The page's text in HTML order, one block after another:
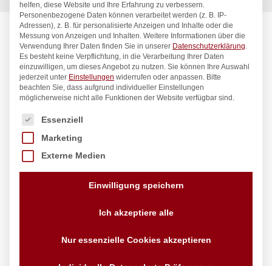
Pinzette, geschwungen, HENDI,
(L)240mm
exkl. MwSt.
Versandkosten
helfen, diese Website und Ihre Erfahrung zu verbessern.
Personenbezogene Daten können verarbeitet werden (z. B. IP-
Adressen), z. B. für personalisierte Anzeigen und Inhalte oder die
Messung von Anzeigen und Inhalten. Weitere Informationen über die
Verwendung Ihrer Daten finden Sie in unserer Datenschutzerklärung.
Es besteht keine Verpflichtung, in die Verarbeitung Ihrer Daten
einzuwilligen, um dieses Angebot zu nutzen. Sie können Ihre Auswahl
jederzeit unter Einstellungen widerrufen oder anpassen. Bitte
beachten Sie, dass aufgrund individueller Einstellungen
möglicherweise nicht alle Funktionen der Website verfügbar sind.
Es folgt eine Liste der Service-Gruppen, für die eine
Essenziell
Marketing
Externe Medien
Einwilligung speichern
Ich akzeptiere alle
Nur essenzielle Cookies akzeptieren